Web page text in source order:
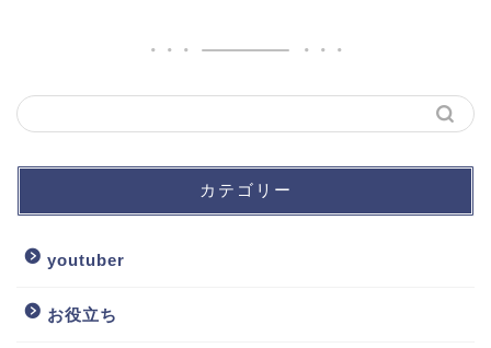
カテゴリー
youtuber
お役立ち